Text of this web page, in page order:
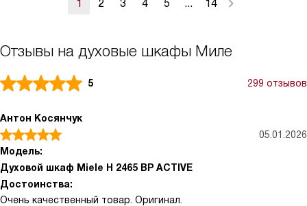
1 2 3 4 5 ... 14
Отзывы на духовые шкафы Миле
5 299 отзывов
Антон Косянчук
05.01.2026
Модель:
Духовой шкаф Miele H 2465 BP ACTIVE
Достоинства:
Очень качественный товар. Оригинал.